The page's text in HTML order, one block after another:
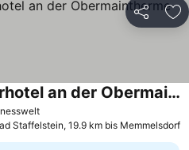
Teilen
Best Western Plus Kurhotel an der Obermaintherme
Staffelstein, 19.9 km bis Memmelsdorf